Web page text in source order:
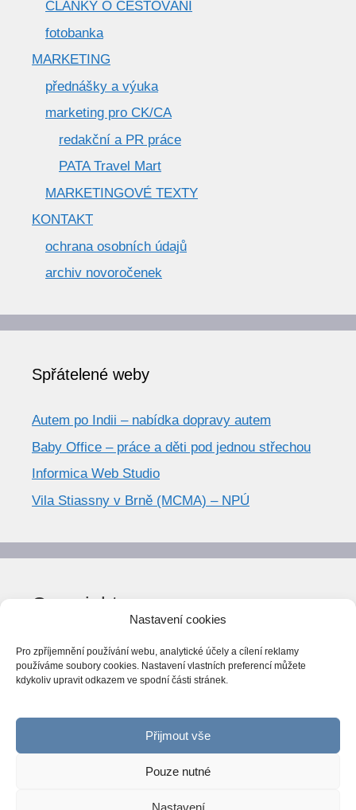
Nastavení cookies
Pro zpříjemnění používání webu, analytické účely a cílení reklamy
používáme soubory cookies. Nastavení vlastních preferencí můžete
kdykoliv upravit odkazem ve spodní části stránek.
Přijmout vše
Pouze nutné
Nastavení
ČLÁNKY O CESTOVÁNÍ
fotobanka
MARKETING
přednášky a výuka
marketing pro CK/CA
redakční a PR práce
PATA Travel Mart
MARKETINGOVÉ TEXTY
KONTAKT
ochrana osobních údajů
archiv novoročenek
Spřátelené weby
Autem po Indii – nabídka dopravy autem
Baby Office – práce a děti pod jednou střechou
Informica Web Studio
Vila Stiassny v Brně (MCMA) – NPÚ
Copyright
© World Trend 2014-2026
Všechna práva vyhrazena.
CC BY-NC 4.0
ováno Národní knihovnou ČR